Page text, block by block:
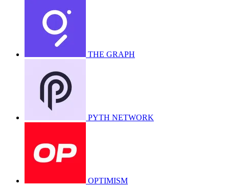
THE GRAPH
PYTH NETWORK
OPTIMISM